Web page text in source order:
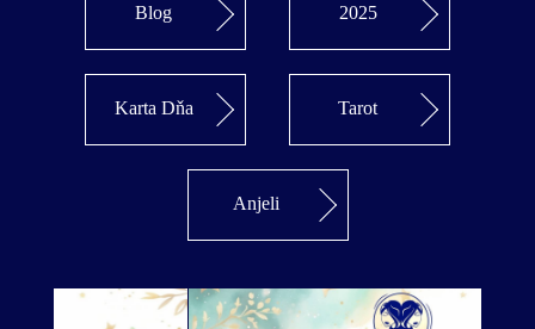
Blog 2025
Karta Dňa Tarot
Anjeli